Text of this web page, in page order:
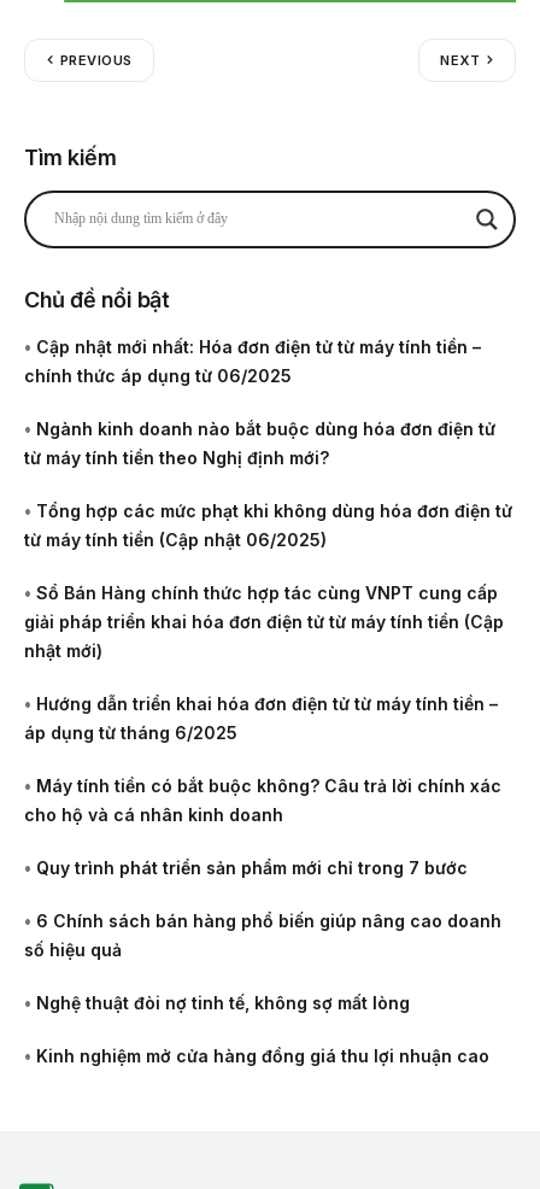
PREVIOUS NEXT
Tìm kiếm
Chủ đề nổi bật
• Cập nhật mới nhất: Hóa đơn điện tử từ máy tính tiền –
chính thức áp dụng từ 06/2025
• Ngành kinh doanh nào bắt buộc dùng hóa đơn điện tử
từ máy tính tiền theo Nghị định mới?
• Tổng hợp các mức phạt khi không dùng hóa đơn điện tử
từ máy tính tiền (Cập nhật 06/2025)
• Sổ Bán Hàng chính thức hợp tác cùng VNPT cung cấp
giải pháp triển khai hóa đơn điện tử từ máy tính tiền (Cập
nhật mới)
• Hướng dẫn triển khai hóa đơn điện tử từ máy tính tiền –
áp dụng từ tháng 6/2025
• Máy tính tiền có bắt buộc không? Câu trả lời chính xác
cho hộ và cá nhân kinh doanh
• Quy trình phát triển sản phẩm mới chỉ trong 7 bước
• 6 Chính sách bán hàng phổ biến giúp nâng cao doanh
số hiệu quả
• Nghệ thuật đòi nợ tinh tế, không sợ mất lòng
• Kinh nghiệm mở cửa hàng đồng giá thu lợi nhuận cao